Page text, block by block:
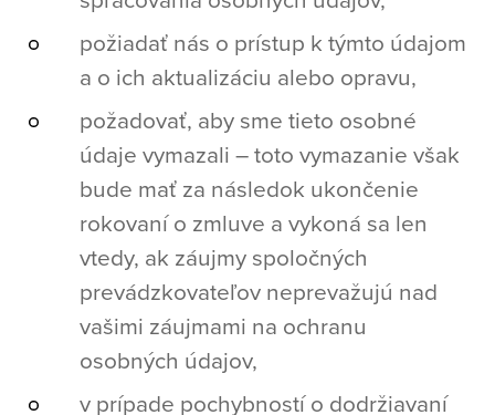
požiadať nás o prístup k týmto údajom
a o ich aktualizáciu alebo opravu,
požadovať, aby sme tieto osobné
údaje vymazali – toto vymazanie však
bude mať za následok ukončenie
rokovaní o zmluve a vykoná sa len
vtedy, ak záujmy spoločných
prevádzkovateľov neprevažujú nad
vašimi záujmami na ochranu
osobných údajov,
v prípade pochybností o dodržiavaní